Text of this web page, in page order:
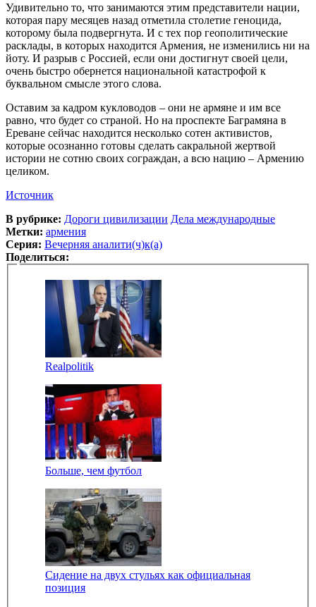
Удивительно то, что занимаются этим представители нации,
которая пару месяцев назад отметила столетие геноцида,
которому была подвергнута. И с тех пор геополитические
расклады, в которых находится Армения, не изменились ни на
йоту. И разрыв с Россией, если они достигнут своей цели,
очень быстро обернется национальной катастрофой к
буквальном смысле этого слова.
Оставим за кадром кукловодов – они не армяне и им все
равно, что будет со страной. Но на проспекте Баграмяна в
Ереване сейчас находится несколько сотен активистов,
которые осознанно готовы сделать сакральной жертвой
истории не сотню своих сограждан, а всю нацию – Армению
целиком.
Источник
В рубрике: Дороги цивилизации Дела международные
Метки: армения
Серия: Вечерняя аналити(ч)к(а)
Поделиться:
Realpolitik
Больше, чем футбол
Сидение на двух стульях как официальная
позиция